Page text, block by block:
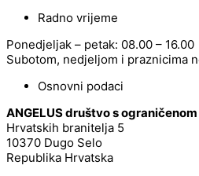
Radno vrijeme
Ponedjeljak – petak: 08.00 – 16.00
Subotom, nedjeljom i praznicima
Osnovni podaci
ANGELUS društvo s
Hrvatskih branitelja 5
10370 Dugo Selo
Republika Hrvatska